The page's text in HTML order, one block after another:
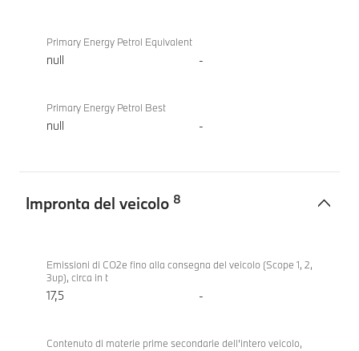
Primary Energy Petrol Equivalent
null -
Primary Energy Petrol Best
null -
Impronta del veicolo 8
veicolo
M5
Emissioni di CO2e fino alla consegna del veicolo (Scope 1, 2,
3up), circa in t
17,5 -
Contenuto di materie prime secondarie dell'intero veicolo,